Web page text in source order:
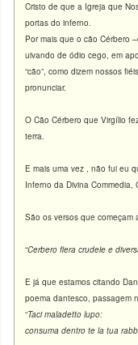
Cristo de que a Igreja que
portas do inferno.
Por mais que o cão Cérbero
uivando de ódio cego, em
“cão”, como dizem nossos
pronunciar.
O Cão Cérbero que Virgílio
terra.
E mais uma vez , não fui eu
Inferno da Divina
São os versos que começam
“Cerbero fiera crudele e
E já que estamos citando
poema dantesco, passagem
“Taci maladetto lupo:
consuma dentro te la tua